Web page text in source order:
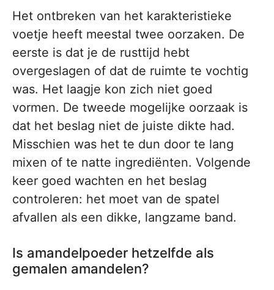
Het ontbreken van het karakteristieke
voetje heeft meestal twee oorzaken. De
eerste is dat je de rusttijd hebt
overgeslagen of dat de ruimte te vochtig
was. Het laagje kon zich niet goed
vormen. De tweede mogelijke oorzaak is
dat het beslag niet de juiste dikte had.
Misschien was het te dun door te lang
mixen of te natte ingrediënten. Volgende
keer goed wachten en het beslag
controleren: het moet van de spatel
afvallen als een dikke, langzame band.
Is amandelpoeder hetzelfde als
gemalen amandelen?